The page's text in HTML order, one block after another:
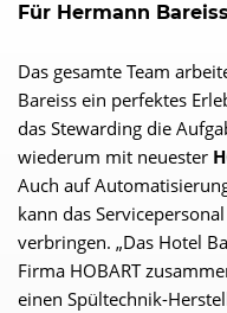
Für Hermann
Das gesamte Team
Bareiss ein perfektes
das Stewarding die
wiederum mit neuester
Auch auf
kann das
verbringen. „Das Hotel
Firma HOBART
einen Spültechnik-